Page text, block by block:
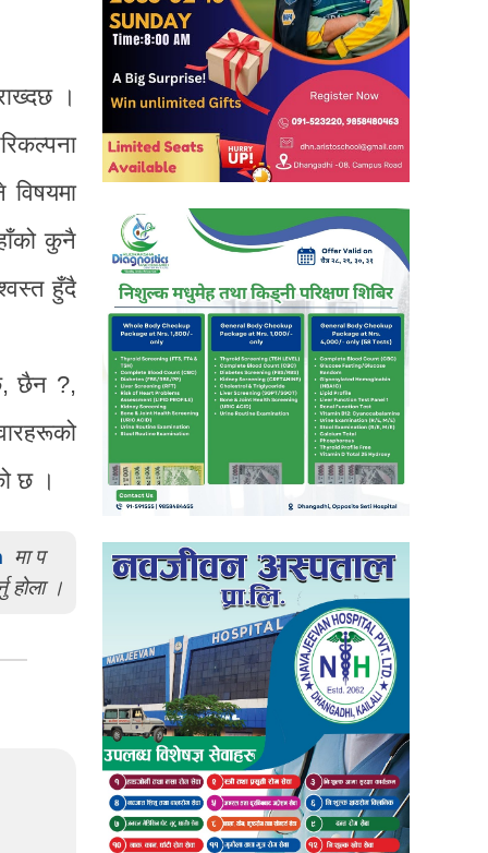
।
कुनै
हुँदै
छैन ?,
छ ।
मा प
होला ।